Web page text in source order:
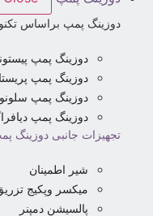
دوزینگ پمپ براساس
دوزینگ پمپ
دوزینگ پمپ
دوزینگ پمپ
دوزینگ پمپ
تجهیزات جانبی دوزینگ
شیر اطمینان
میکسر وپکیج
پالسیشن دمپنر